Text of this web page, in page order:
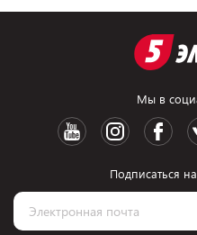
Мы в
Подписаться